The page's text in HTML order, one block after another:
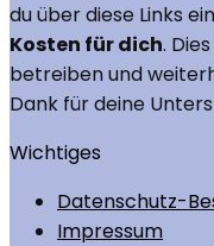
du über diese Links
Kosten für dich.
betreiben und
Dank für deine
Wichtiges
Datenschutz-
Impressum